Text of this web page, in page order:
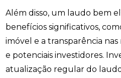
Além disso, um laudo bem
benefícios significativos,
imóvel e a transparência
e potenciais investidores.
atualização regular do